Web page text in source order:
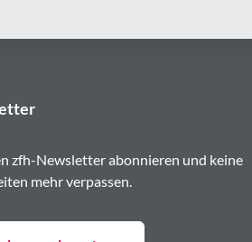
zfh-Newsletter abonnieren und keine
mehr verpassen.